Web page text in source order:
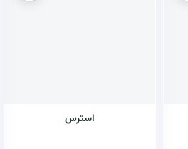
استرس